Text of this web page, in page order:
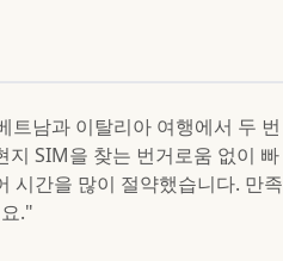
트남과 이탈리아 여행에서 두 번
지 SIM을 찾는 번거로움 없이 빠
시간을 많이 절약했습니다. 만족
."